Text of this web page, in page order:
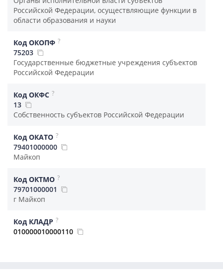
Российской Федерации, осуществляющие функции в
области образования и науки
Код ОКОПФ ?
75203
Государственные бюджетные учреждения субъектов
Российской Федерации
Код ОКФС ?
13
Собственность субъектов Российской Федерации
Код ОКАТО ?
79401000000
Майкоп
Код ОКТМО ?
79701000001
г Майкоп
Код КЛАДР ?
010000010000110